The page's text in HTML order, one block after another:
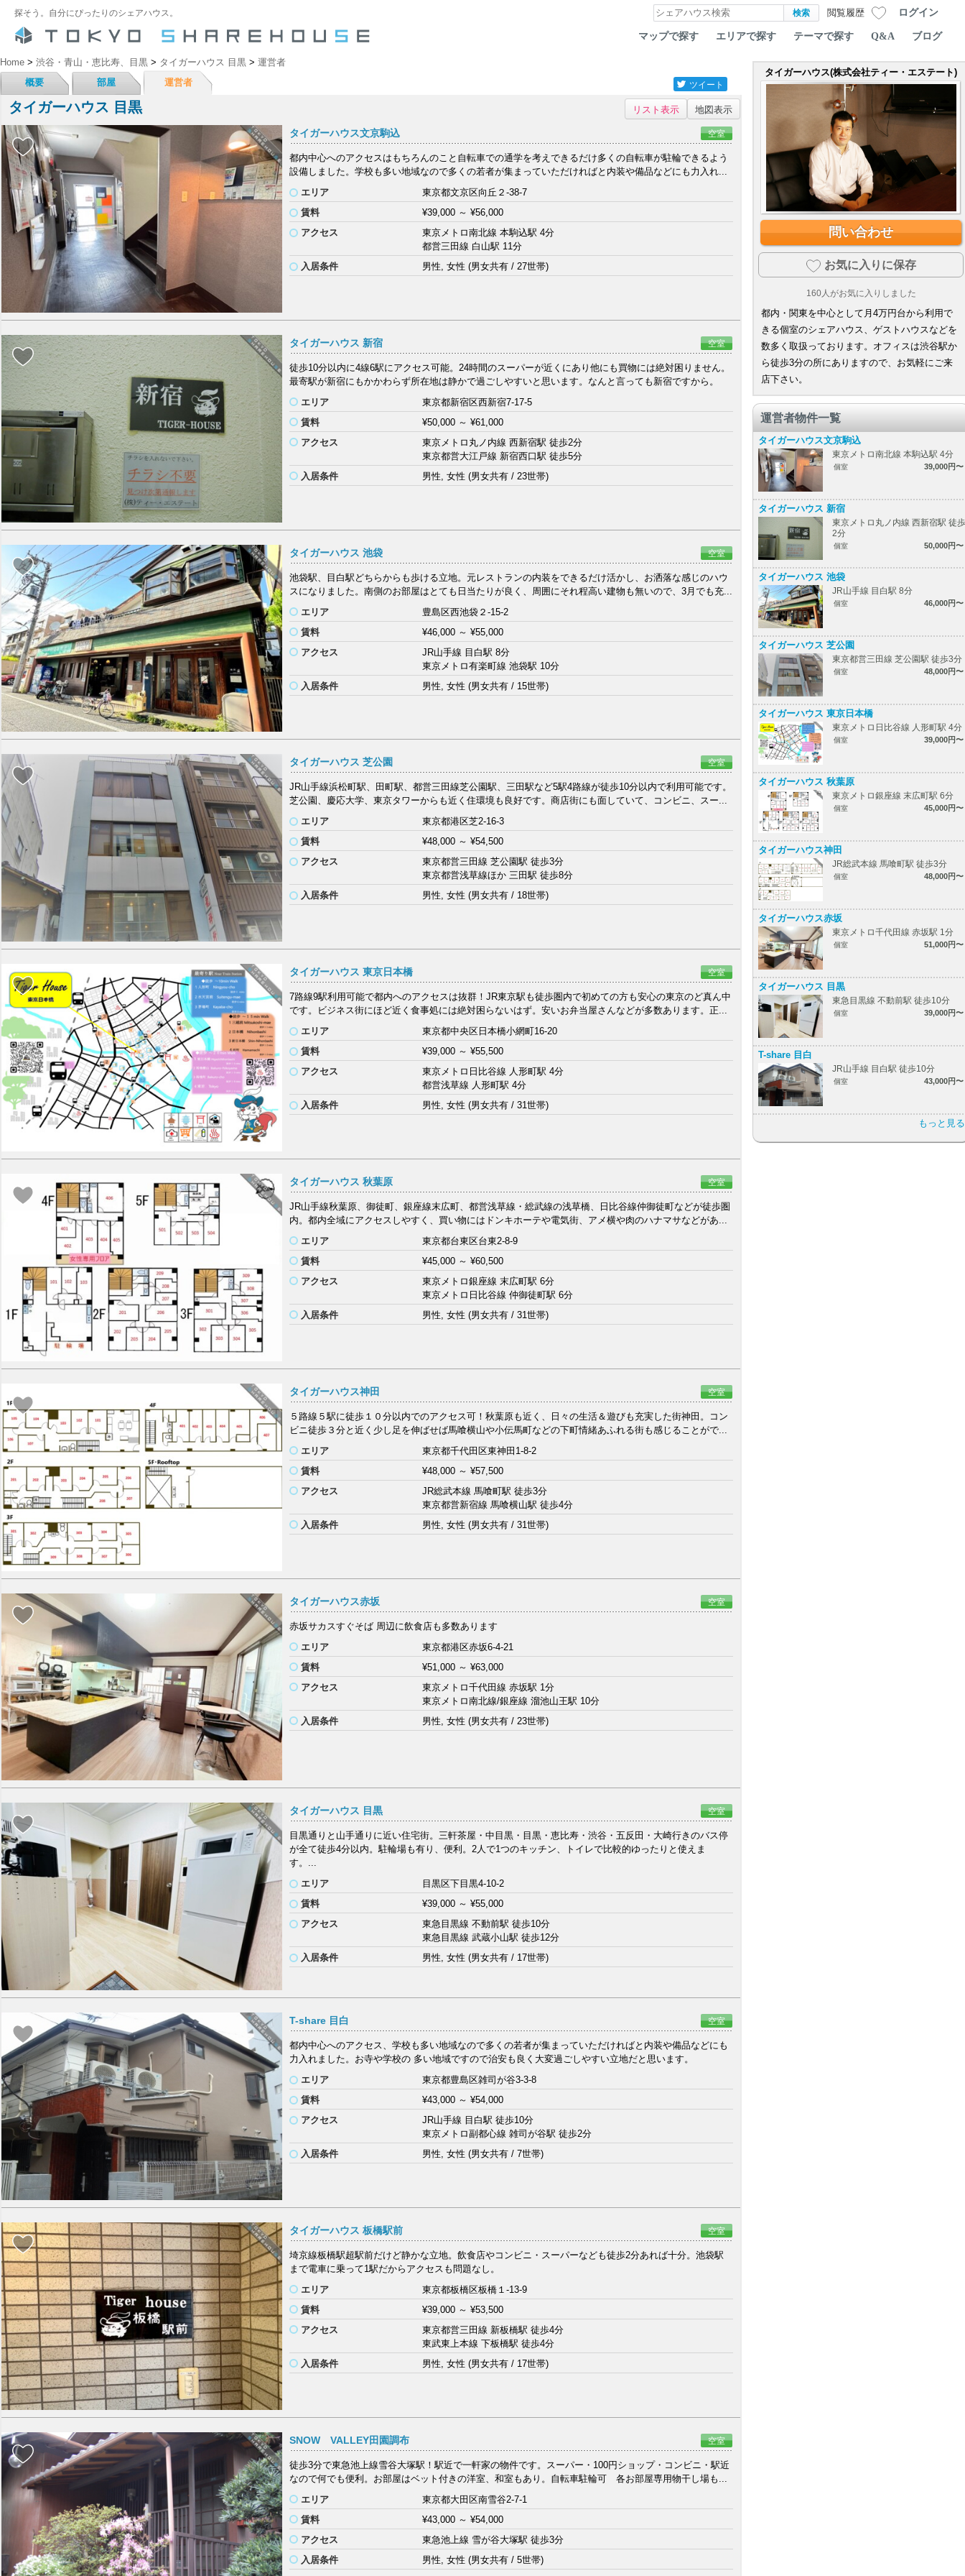
探そう。自分にぴったりのシェアハウス。 閲覧履歴 ログイン
マップで探す エリアで探す テーマで探す Q&A ブログ
Home > 渋谷・青山・恵比寿、目黒 > タイガーハウス 目黒 > 運営者
概要
部屋 運営者 ツイート
タイガーハウス 目黒 リスト表示 地図表示
タイガーハウス文京駒込 空室
都内中心へのアクセスはもちろんのこと自転車での通学を考えできるだけ多くの自転車が駐輪できるよう
設備しました。学校も多い地域なので多くの若者が集まっていただければと内装や備品などにも力入れ...
エリア
東京都文京区向丘２-38-7
賃料
¥39,000 ～¥56,000
アクセス
東京メトロ南北線 本駒込駅 4分
都営三田線 白山駅 11分
入居条件
男性, 女性 (男女共有 / 27世帯)
タイガーハウス 新宿 空室
徒歩10分以内に4線6駅にアクセス可能。24時間のスーパーが近くにあり他にも買物には絶対困りません。
最寄駅が新宿にもかかわらず所在地は静かで過ごしやすいと思います。なんと言っても新宿ですから。
エリア
東京都新宿区西新宿7-17-5
賃料
¥50,000 ～¥61,000
アクセス
東京メトロ丸ノ内線 西新宿駅 徒歩2分
東京都営大江戸線 新宿西口駅 徒歩5分
入居条件
男性, 女性 (男女共有 / 23世帯)
タイガーハウス 池袋 空室
池袋駅、目白駅どちらからも歩ける立地。元レストランの内装をできるだけ活かし、お洒落な感じのハウ
スになりました。南側のお部屋はとても日当たりが良く、周囲にそれ程高い建物も無いので、3月でも充...
エリア
豊島区西池袋２-15-2
賃料
¥46,000 ～¥55,000
アクセス
JR山手線 目白駅 8分
東京メトロ有楽町線 池袋駅 10分
入居条件
男性, 女性 (男女共有 / 15世帯)
タイガーハウス 芝公園 空室
JR山手線浜松町駅、田町駅、都営三田線芝公園駅、三田駅など5駅4路線が徒歩10分以内で利用可能です。
芝公園、慶応大学、東京タワーからも近く住環境も良好です。商店街にも面していて、コンビニ、スー...
エリア
東京都港区芝2-16-3
賃料
¥48,000 ～¥54,500
アクセス
東京都営三田線 芝公園駅 徒歩3分
東京都営浅草線ほか 三田駅 徒歩8分
入居条件
男性, 女性 (男女共有 / 18世帯)
タイガーハウス 東京日本橋 空室
7路線9駅利用可能で都内へのアクセスは抜群！JR東京駅も徒歩圏内で初めての方も安心の東京のど真ん中
です。ビジネス街にほど近く食事処には絶対困らないはず。安いお弁当屋さんなどが多数あります。正...
エリア
東京都中央区日本橋小網町16-20
賃料
¥39,000 ～¥55,500
アクセス
東京メトロ日比谷線 人形町駅 4分
都営浅草線 人形町駅 4分
入居条件
男性, 女性 (男女共有 / 31世帯)
タイガーハウス 秋葉原 空室
JR山手線秋葉原、御徒町、銀座線末広町、都営浅草線・総武線の浅草橋、日比谷線仲御徒町などが徒歩圏
内。都内全域にアクセスしやすく、買い物にはドンキホーテや電気街、アメ横や肉のハナマサなどがあ...
エリア
東京都台東区台東2-8-9
賃料
¥45,000 ～¥60,500
アクセス
東京メトロ銀座線 末広町駅 6分
東京メトロ日比谷線 仲御徒町駅 6分
入居条件
男性, 女性 (男女共有 / 31世帯)
タイガーハウス神田 空室
５路線５駅に徒歩１０分以内でのアクセス可！秋葉原も近く、日々の生活＆遊びも充実した街神田。コン
ビニ徒歩３分と近く少し足を伸ばせば馬喰横山や小伝馬町などの下町情緒あふれる街も感じることがで...
エリア
東京都千代田区東神田1-8-2
賃料
¥48,000 ～¥57,500
アクセス
JR総武本線 馬喰町駅 徒歩3分
東京都営新宿線 馬喰横山駅 徒歩4分
入居条件
男性, 女性 (男女共有 / 31世帯)
タイガーハウス赤坂 空室
赤坂サカスすぐそば 周辺に飲食店も多数あります
エリア
東京都港区赤坂6-4-21
賃料
¥51,000 ～¥63,000
アクセス
東京メトロ千代田線 赤坂駅 1分
東京メトロ南北線/銀座線 溜池山王駅 10分
入居条件
男性, 女性 (男女共有 / 23世帯)
タイガーハウス 目黒 空室
目黒通りと山手通りに近い住宅街。三軒茶屋・中目黒・目黒・恵比寿・渋谷・五反田・大崎行きのバス停
が全て徒歩4分以内。駐輪場も有り、便利。2人で1つのキッチン、トイレで比較的ゆったりと使えま
す。...
エリア
目黒区下目黒4-10-2
賃料
¥39,000 ～¥55,000
アクセス
東急目黒線 不動前駅 徒歩10分
東急目黒線 武蔵小山駅 徒歩12分
入居条件
男性, 女性 (男女共有 / 17世帯)
T-share 目白 空室
都内中心へのアクセス、学校も多い地域なので多くの若者が集まっていただければと内装や備品などにも
力入れました。お寺や学校の 多い地域ですので治安も良く大変過ごしやすい立地だと思います。
エリア
東京都豊島区雑司が谷3-3-8
賃料
¥43,000 ～¥54,000
アクセス
JR山手線 目白駅 徒歩10分
東京メトロ副都心線 雑司が谷駅 徒歩2分
入居条件
男性, 女性 (男女共有 / 7世帯)
タイガーハウス 板橋駅前 空室
埼京線板橋駅超駅前だけど静かな立地。飲食店やコンビニ・スーパーなども徒歩2分あれば十分。池袋駅
まで電車に乗って1駅だからアクセスも問題なし。
エリア
東京都板橋区板橋１-13-9
賃料
¥39,000 ～¥53,500
アクセス
東京都営三田線 新板橋駅 徒歩4分
東武東上本線 下板橋駅 徒歩4分
入居条件
男性, 女性 (男女共有 / 17世帯)
SNOW VALLEY田園調布 空室
徒歩3分で東急池上線雪谷大塚駅！駅近で一軒家の物件です。スーパー・100円ショップ・コンビニ・駅近
なので何でも便利。お部屋はベット付きの洋室、和室もあり。自転車駐輪可 各お部屋専用物干し場も...
エリア
東京都大田区南雪谷2-7-1
賃料
¥43,000 ～¥54,000
アクセス
東急池上線 雪が谷大塚駅 徒歩3分
入居条件
男性, 女性 (男女共有 / 5世帯)
タイガーハウス(株式会社ティー・エステート)
問い合わせ
お気に入りに保存
160人がお気に入りしました
都内・関東を中心として月4万円台から利用で
きる個室のシェアハウス、ゲストハウスなどを
数多く取扱っております。オフィスは渋谷駅か
ら徒歩3分の所にありますので、お気軽にご来
店下さい。
運営者物件一覧
タイガーハウス文京駒込
東京メトロ南北線 本駒込駅 4分
個室 39,000円〜
タイガーハウス 新宿
東京メトロ丸ノ内線 西新宿駅 徒歩
2分
個室 50,000円〜
タイガーハウス 池袋
JR山手線 目白駅 8分
個室 46,000円〜
タイガーハウス 芝公園
東京都営三田線 芝公園駅 徒歩3分
個室 48,000円〜
タイガーハウス 東京日本橋
東京メトロ日比谷線 人形町駅 4分
個室 39,000円〜
タイガーハウス 秋葉原
東京メトロ銀座線 末広町駅 6分
個室 45,000円〜
タイガーハウス神田
JR総武本線 馬喰町駅 徒歩3分
個室 48,000円〜
タイガーハウス赤坂
東京メトロ千代田線 赤坂駅 1分
個室 51,000円〜
タイガーハウス 目黒
東急目黒線 不動前駅 徒歩10分
個室 39,000円〜
T-share 目白
JR山手線 目白駅 徒歩10分
個室 43,000円〜
もっと見る